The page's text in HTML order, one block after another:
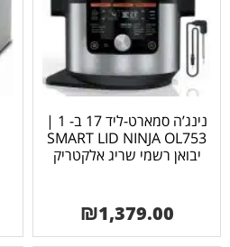
נינג’ה סמארט-ליד 17 ב- 1 |
SMART LID NINJA OL753
יבואן רשמי שריג אלקטריק
₪1,379.00